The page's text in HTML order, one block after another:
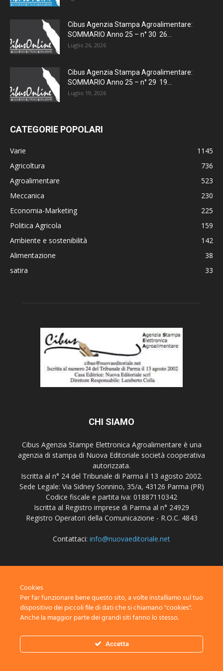
Cibus Agenzia Stampa Agroalimentare:
SOMMARIO Anno 25 – n° 30 26...
Luglio 26, 2026
Cibus Agenzia Stampa Agroalimentare:
SOMMARIO Anno 25 – n° 29 19...
Luglio 19, 2026
CATEGORIE POPOLARI
Varie
1145
Agricoltura
736
Agroalimentare
523
Meccanica
230
Economia-Marketing
225
Politica Agricola
159
Ambiente e sostenibilità
142
Alimentazione
38
satira
33
CHI SIAMO
Cibus Agenzia Stampe Elettronica Agroalimentare è una
agenzia di stampa di Nuova Editoriale società cooperativa
autorizzata.
Iscritta al n° 24 del Tribunale di Parma il 13 agosto 2002.
Sede Legale: Via Sidney Sonnino, 35/a, 43126 Parma (PR)
Codice fiscale e partita iva: 01887110342
Iscritta al Registro imprese di Parma al n° 24929
Registro Operatori della Comunicazione - R.O.C. 4843
Contattaci: info@nuovaeditoriale.net
Privacy Advertisement
Cookies
Per far funzionare bene questo sito, a volte installiamo sul tuo
dispositivo dei piccoli file di dati che si chiamano "cookies".
Anche la maggior parte dei grandi siti fanno lo stesso.
Accetta